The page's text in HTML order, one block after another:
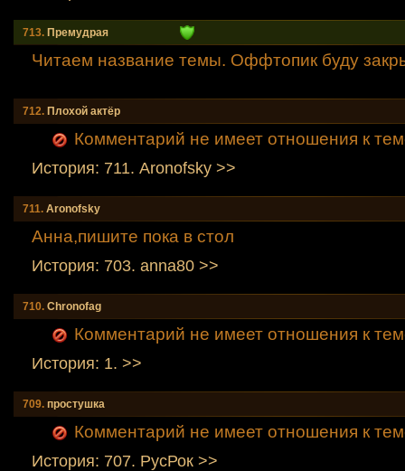
713. Премудрая
Читаем название темы. Оффтопик буду
712. Плохой актёр
Комментарий не имеет отношения к
История: 711. Aronofsky >>
711. Aronofsky
Анна,пишите пока в стол
История: 703. anna80 >>
710. Chronofag
Комментарий не имеет отношения к
История: 1. >>
709. простушка
Комментарий не имеет отношения к
История: 707. РусРок >>